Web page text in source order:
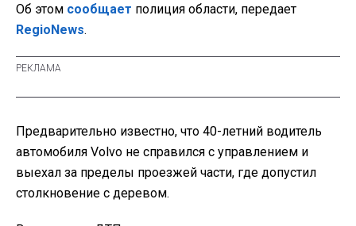
Об этом сообщает полиция области, передает
RegioNews.
Предварительно известно, что 40-летний водитель
автомобиля Volvo не справился с управлением и
выехал за пределы проезжей части, где допустил
столкновение с деревом.